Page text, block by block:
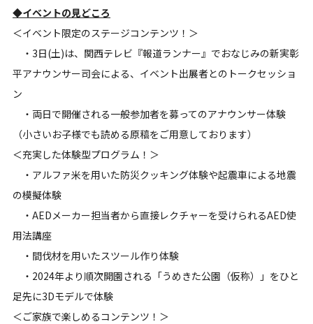
◆イベントの見どころ
＜イベント限定のステージコンテンツ！＞
・3日(土)は、関西テレビ『報道ランナー』でおなじみの新実彰
平アナウンサー司会による、イベント出展者とのトークセッショ
ン
・両日で開催される一般参加者を募ってのアナウンサー体験
（小さいお子様でも読める原稿をご用意しております）
＜充実した体験型プログラム！＞
・アルファ米を用いた防災クッキング体験や起震車による地震
の模擬体験
・AEDメーカー担当者から直接レクチャーを受けられるAED使
用法講座
・間伐材を用いたスツール作り体験
・2024年より順次開園される「うめきた公園（仮称）」をひと
足先に3Dモデルで体験
＜ご家族で楽しめるコンテンツ！＞